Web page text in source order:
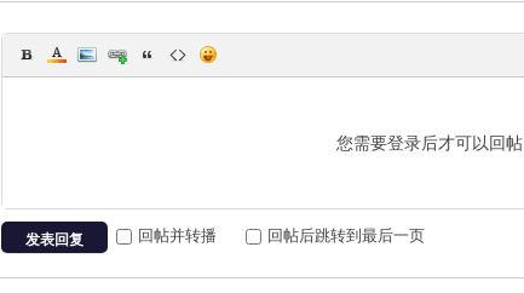
您需要登录后才可以回帖
发表回复 回帖并转播 回帖后跳转到最后一页